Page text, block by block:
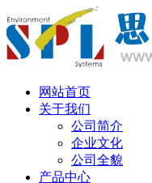
网站首页
关于我们
公司简介
企业文化
公司全貌
产品中心